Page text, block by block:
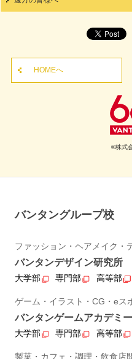
HOMEへ
©株式
バンタングループ校
ファッション・ヘアメイク・
バンタンデザイン研究所
大学部 専門部 高等部
ゲーム・イラスト・CG・eス
バンタンゲームアカデミー
大学部 専門部 高等部
製菓・カフェ・調理・飲食店